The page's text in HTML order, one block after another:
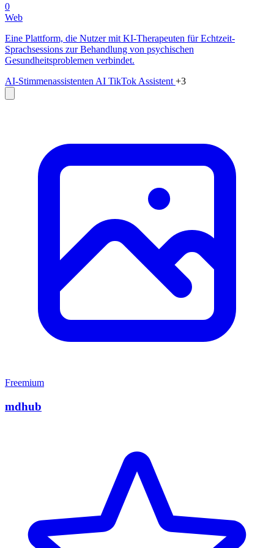
0
Web
Eine Plattform, die Nutzer mit KI-Therapeuten für Echtzeit-
Sprachsessions zur Behandlung von psychischen
Gesundheitsproblemen verbindet.
AI-Stimmenassistenten AI TikTok Assistent +3
Freemium
mdhub